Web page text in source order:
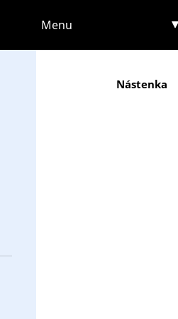
Menu
Nástenka